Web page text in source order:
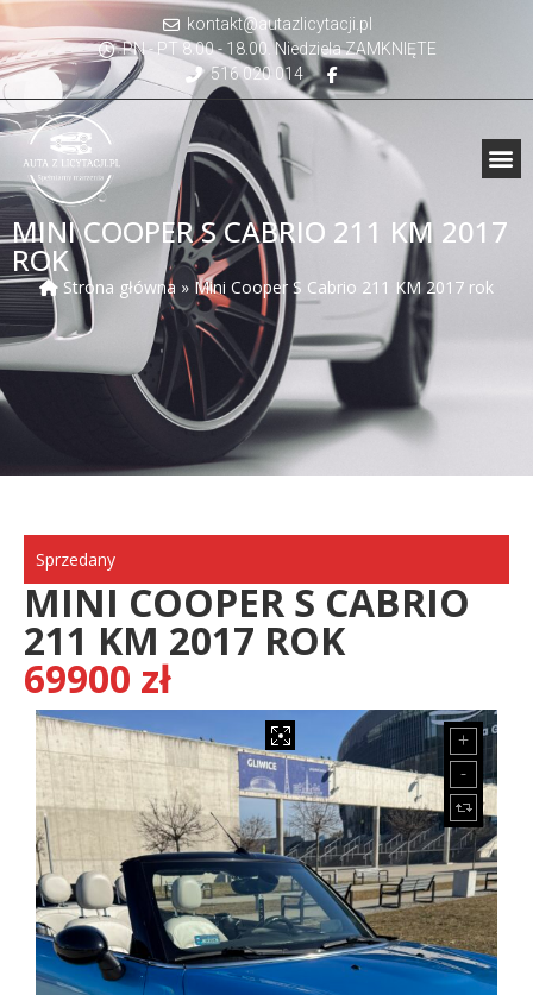
kontakt@autazlicytacji.pl
PN - PT 8.00 - 18.00. Niedziela ZAMKNIĘTE
516 020 014
MINI COOPER S CABRIO 211 KM 2017
ROK
Strona główna » Mini Cooper S Cabrio 211 KM 2017 rok
Sprzedany
MINI COOPER S CABRIO
211 KM 2017 ROK
69900 zł